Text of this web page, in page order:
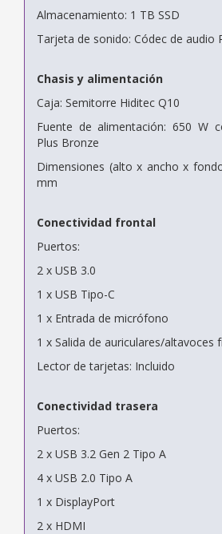
Almacenamiento: 1 TB SSD
Tarjeta de sonido: Códec de audio
Chasis y alimentación
Caja: Semitorre Hiditec Q10
Fuente de alimentación: 650 W
Plus Bronze
Dimensiones (alto x ancho x
mm
Conectividad frontal
Puertos:
2 x USB 3.0
1 x USB Tipo-C
1 x Entrada de micrófono
1 x Salida de auriculares/altavoces
Lector de tarjetas: Incluido
Conectividad trasera
Puertos:
2 x USB 3.2 Gen 2 Tipo A
4 x USB 2.0 Tipo A
1 x DisplayPort
2 x HDMI